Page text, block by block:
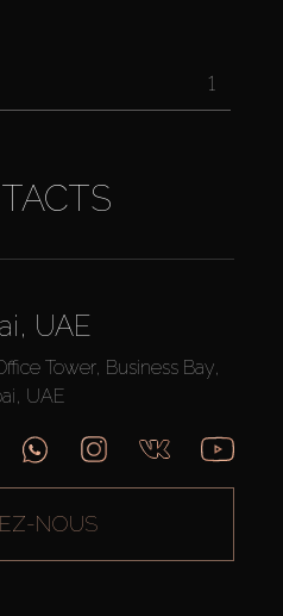
1
UAE
Tower, Business Bay,
UAE
NOUS